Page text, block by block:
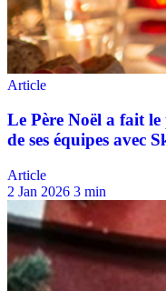
Article
2 Jan 2026 3 min